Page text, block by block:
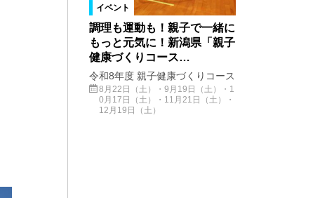
イベント
調理も運動も！親子で一緒に
もっと元気に！新潟県「親子
健康づくりコース…
令和8年度 親子健康づくりコース
8月22日（土）・9月19日（土）・1
0月17日（土）・11月21日（土）・
12月19日（土）